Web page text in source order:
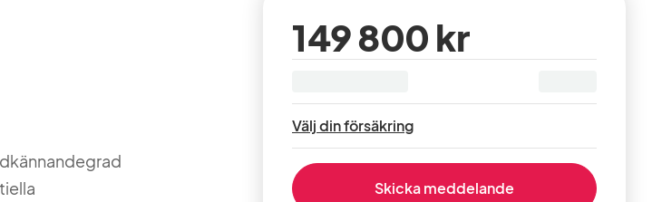
149 800 kr
Välj din försäkring
Skicka meddelande